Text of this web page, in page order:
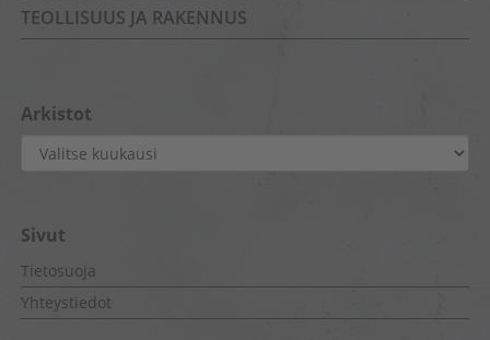
TEOLLISUUS JA RAKENNUS
Arkistot
Arkistot
Sivut
Tietosuoja
Yhteystiedot